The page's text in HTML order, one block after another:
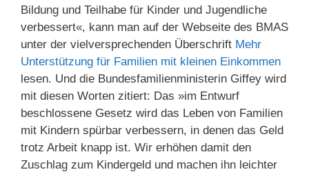
Bildung und Teilhabe für Kinder und Jugendliche
verbessert«, kann man auf der Webseite des BMAS
unter der vielversprechenden Überschrift Mehr
Unterstützung für Familien mit kleinen Einkommen
lesen. Und die Bundesfamilienministerin Giffey wird
mit diesen Worten zitiert: Das »im Entwurf
beschlossene Gesetz wird das Leben von Familien
mit Kindern spürbar verbessern, in denen das Geld
trotz Arbeit knapp ist. Wir erhöhen damit den
Zuschlag zum Kindergeld und machen ihn leichter